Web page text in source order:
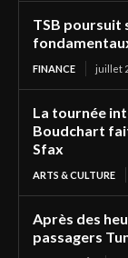
TSB poursuit
FINANCE juillet
La tournée
Boudchart
Sfax
ARTS & CULTURE
Après des
passagers